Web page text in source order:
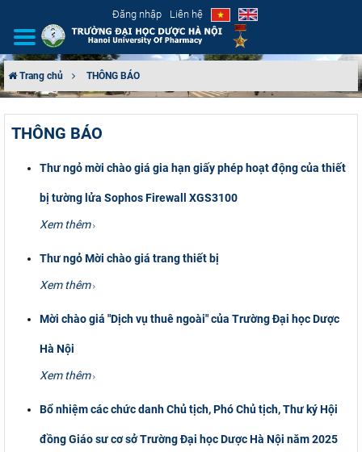
Đăng nhập Liên hệ
ĐÀO TẠO
ĐẢM BẢO CHẤT LƯỢNG
HTQT
CỰU NGƯỜI HỌC
Trang chủ THÔNG BÁO
THÔNG BÁO
Thư ngỏ mời chào giá gia hạn giấy phép hoạt động của thiết
bị tường lửa Sophos Firewall XGS3100
Xem thêm
Thư ngỏ Mời chào giá trang thiết bị
Xem thêm
Mời chào giá "Dịch vụ thuê ngoài" của Trường Đại học Dược
Hà Nội
Xem thêm
Bổ nhiệm các chức danh Chủ tịch, Phó Chủ tịch, Thư ký Hội
đồng Giáo sư cơ sở Trường Đại học Dược Hà Nội năm 2025